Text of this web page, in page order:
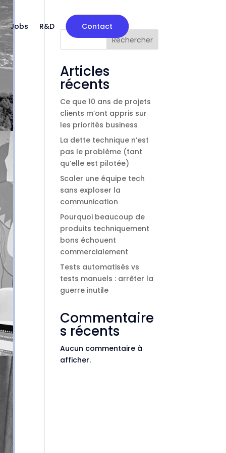
Jobs R&D Contact
Rechercher
Articles
récents
Ce que 10 ans de projets
clients m’ont appris sur
les priorités business
La dette technique n’est
pas le problème (tant
qu’elle est pilotée)
Scaler une équipe tech
sans exploser la
communication
Pourquoi beaucoup de
produits techniquement
bons échouent
commercialement
Tests automatisés vs
tests manuels : arrêter la
guerre inutile
Commentaire
s récents
Aucun commentaire à
afficher.